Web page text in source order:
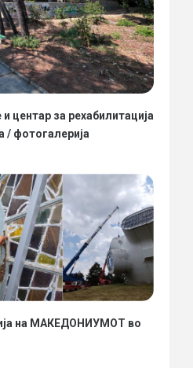
центар за рехабилитација
/ фотогалерија
на МАКЕДОНИУМОТ во